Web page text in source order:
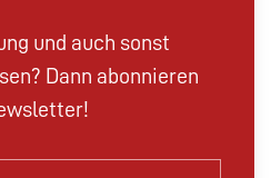
und auch sonst
Dann abonnieren